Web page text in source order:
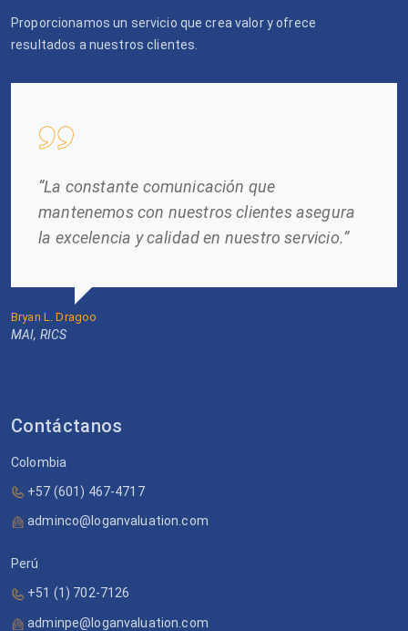
Proporcionamos un servicio que crea valor y ofrece
resultados a nuestros clientes.
“La constante comunicación que
mantenemos con nuestros clientes asegura
la excelencia y calidad en nuestro servicio.”
Bryan L. Dragoo
MAI, RICS
Contáctanos
Colombia
+57 (601) 467-4717
adminco@loganvaluation.com
Perú
+51 (1) 702-7126
adminpe@loganvaluation.com